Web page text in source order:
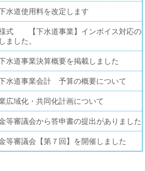
水道使用料を改定します
式 【下水道事業】インボイス対応の
ました。
水道事業決算概要を掲載しました
水道事業会計 予算の概要について
広域化・共同化計画について
等審議会から答申書の提出がありました
等審議会【第７回】を開催しました